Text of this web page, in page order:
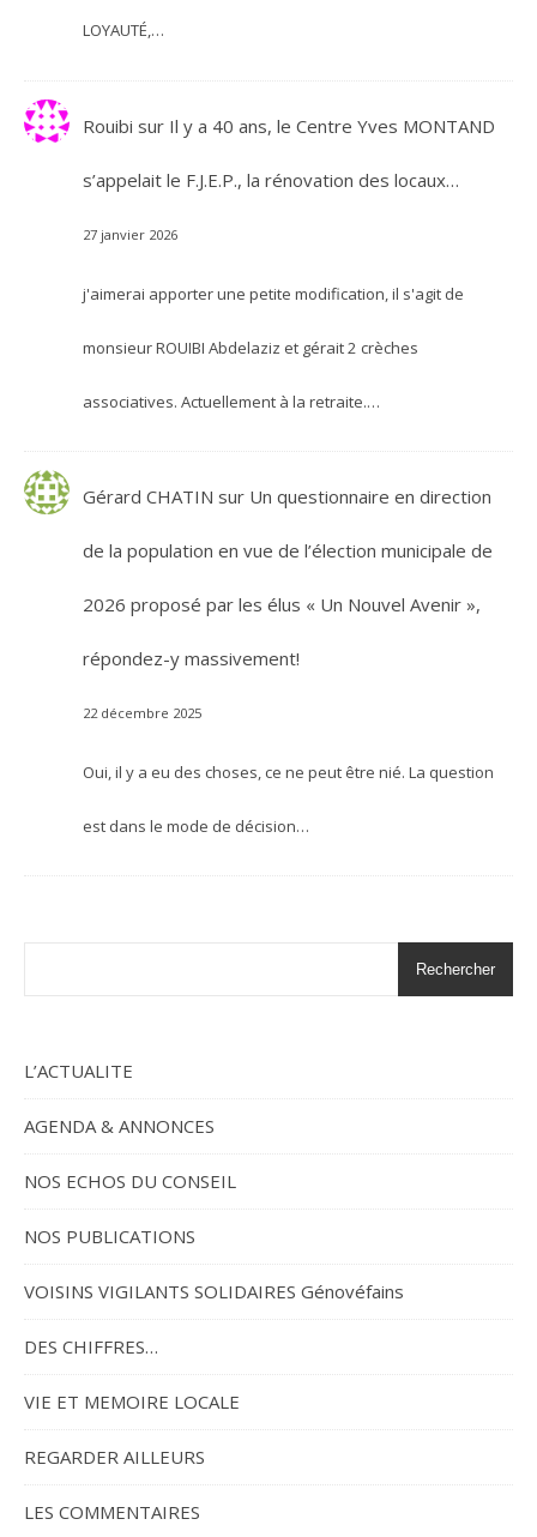
LOYAUTÉ,…
Rouibi sur Il y a 40 ans, le Centre Yves MONTAND
s’appelait le F.J.E.P., la rénovation des locaux…
27 janvier 2026
j'aimerai apporter une petite modification, il s'agit de
monsieur ROUIBI Abdelaziz et gérait 2 crèches
associatives. Actuellement à la retraite.…
Gérard CHATIN sur Un questionnaire en direction
de la population en vue de l’élection municipale de
2026 proposé par les élus « Un Nouvel Avenir »,
répondez-y massivement!
22 décembre 2025
Oui, il y a eu des choses, ce ne peut être nié. La question
est dans le mode de décision…
Rechercher
L’ACTUALITE
AGENDA & ANNONCES
NOS ECHOS DU CONSEIL
NOS PUBLICATIONS
VOISINS VIGILANTS SOLIDAIRES Génovéfains
DES CHIFFRES…
VIE ET MEMOIRE LOCALE
REGARDER AILLEURS
LES COMMENTAIRES